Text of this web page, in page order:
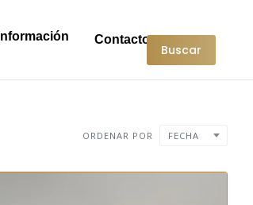
Información Contacto
Buscar
ORDENAR POR FECHA